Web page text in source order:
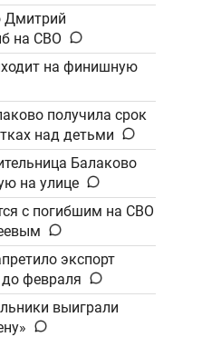
Дмитрий
на СВО
на финишную
получила срок
над детьми
Балаково
на улице
с погибшим на СВО
экспорт
февраля
выиграли